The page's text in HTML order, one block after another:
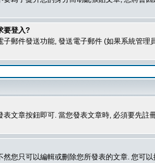
要登入?
郵件發送功能, 發送電子郵件 (如果系統管
文章按鈕即可. 當您發表文章時, 必須要先
您只可以編輯或刪除您所發表的文章. 您可